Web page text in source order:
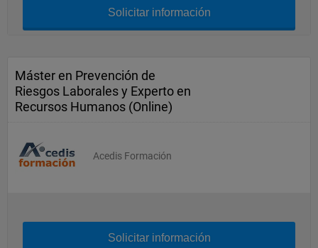
Solicitar información
Máster en Prevención de
Riesgos Laborales y Experto en
Recursos Humanos (Online)
Acedis Formación
Solicitar información